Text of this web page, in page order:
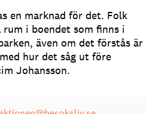
en marknad för det. Folk
i boendet som finns i
även om det förstås är
hur det såg ut före
Johansson.